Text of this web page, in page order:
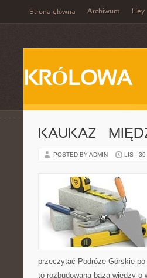
Strona główna Archiwum Hey
KRÓLOWA
KAUKAZ –
POSTED BY ADMIN LIS - 30
przeczytać Podróże Górskie
to rozbudowana baza wiedzy